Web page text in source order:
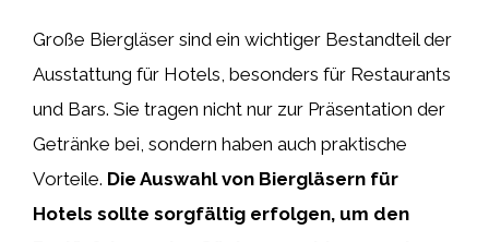
Große Biergläser sind ein wichtiger Bestandteil der
Ausstattung für Hotels, besonders für Restaurants
und Bars. Sie tragen nicht nur zur Präsentation der
Getränke bei, sondern haben auch praktische
Vorteile. Die Auswahl von Biergläsern für
Hotels sollte sorgfältig erfolgen, um den